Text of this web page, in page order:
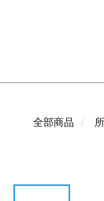
全部商品